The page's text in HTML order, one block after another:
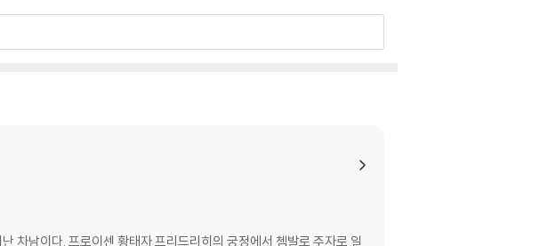
차남이다. 프로이센 황태자 프리드리히의 궁정에서 쳄발로 주자로 일